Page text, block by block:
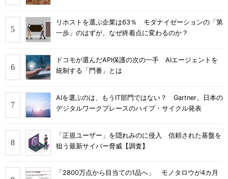
リホストを選ぶ企業は63％ モダナイゼーションの「第
一歩」のはずが、なぜ終着点に変わるのか？
ドコモが選んだAPI保護の次の一手 AIエージェントを
統制する「門番」とは
AIを選ぶのは、もうIT部門ではない？ Gartner、日本の
デジタルワークプレースのハイプ・サイクル発表
「正規ユーザー」を隠れみのに侵入 信頼された基盤を
狙う最新サイバー脅威【調査】
「2800万点から目当ての1品へ」 モノタロウが4カ月